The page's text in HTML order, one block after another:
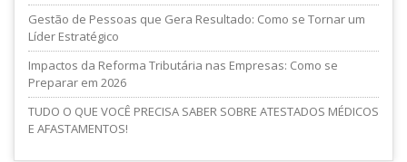
Gestão de Pessoas que Gera Resultado: Como se Tornar um
Líder Estratégico
Impactos da Reforma Tributária nas Empresas: Como se
Preparar em 2026
TUDO O QUE VOCÊ PRECISA SABER SOBRE ATESTADOS MÉDICOS
E AFASTAMENTOS!